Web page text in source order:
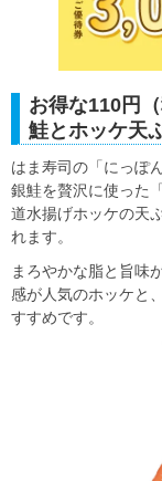
お得な110円
鮭とホッケ天
はま寿司の「にっぽ
銀鮭を贅沢に使った
道水揚げホッケの天
れます。
まろやかな脂と旨味
感が人気のホッケと
すすめです。